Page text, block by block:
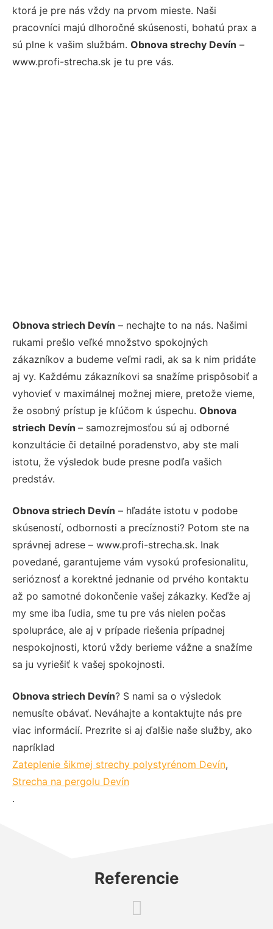
ktorá je pre nás vždy na prvom mieste. Naši
pracovníci majú dlhoročné skúsenosti, bohatú prax a
sú plne k vašim službám. Obnova strechy Devín –
www.profi-strecha.sk je tu pre vás.
Obnova striech Devín – nechajte to na nás. Našimi
rukami prešlo veľké množstvo spokojných
zákazníkov a budeme veľmi radi, ak sa k nim pridáte
aj vy. Každému zákazníkovi sa snažíme prispôsobiť a
vyhovieť v maximálnej možnej miere, pretože vieme,
že osobný prístup je kľúčom k úspechu. Obnova
striech Devín – samozrejmosťou sú aj odborné
konzultácie či detailné poradenstvo, aby ste mali
istotu, že výsledok bude presne podľa vašich
predstáv.
Obnova striech Devín – hľadáte istotu v podobe
skúseností, odbornosti a precíznosti? Potom ste na
správnej adrese – www.profi-strecha.sk. Inak
povedané, garantujeme vám vysokú profesionalitu,
serióznosť a korektné jednanie od prvého kontaktu
až po samotné dokončenie vašej zákazky. Keďže aj
my sme iba ľudia, sme tu pre vás nielen počas
spolupráce, ale aj v prípade riešenia prípadnej
nespokojnosti, ktorú vždy berieme vážne a snažíme
sa ju vyriešiť k vašej spokojnosti.
Obnova striech Devín? S nami sa o výsledok
nemusíte obávať. Neváhajte a kontaktujte nás pre
viac informácií. Prezrite si aj ďalšie naše služby, ako
napríklad
Zateplenie šikmej strechy polystyrénom Devín,
Strecha na pergolu Devín
.
Referencie